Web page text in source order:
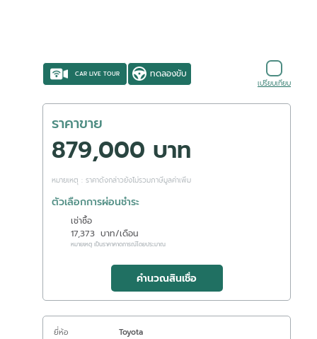
CAR LIVE TOUR ทดลองขับ
เปรียบเทียบ
ราคาขาย
879,000 บาท
หมายเหตุ : ราคาดังกล่าวยังไม่รวมภาษีมูลค่าเพิ่ม
ตัวเลือกการผ่อนชำระ
เช่าซื้อ
17,373 บาท/เดือน
หมายเหตุ เป็นราคาคาดการณ์โดยประมาณ
คำนวณสินเชื่อ
ยี่ห้อ
Toyota